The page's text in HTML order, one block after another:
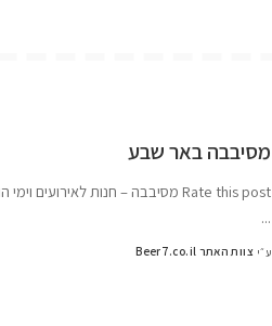
מסיבבה באר שבע
Rate this post מסיבבה – חנות לאירועים וימי הולדת הגדולה בדרום.
...
ע״י צוות האתר Beer7.co.il